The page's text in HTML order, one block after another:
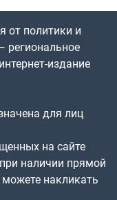
от политики и
региональное
издание
для лиц
на сайте
наличии прямой
накликать